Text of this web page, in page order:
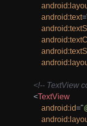
android:
android:text=
android:
android:
android:
android:
<!-- TextView
<TextView
android:id="
android: